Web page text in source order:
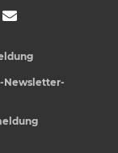
Newsletter-